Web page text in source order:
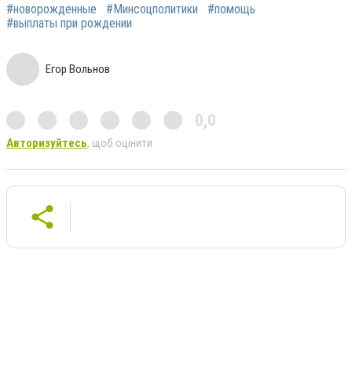
#новорожденные #Минсоцполитики
#помощь
#выплаты при рождении
Егор Вольнов
0,0
Авторизуйтесь, щоб оцінити